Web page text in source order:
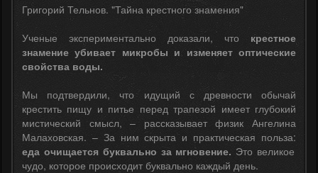
Григорий Тельнов. "Тайна крестного знамения"
Ученые экспериментально доказали, что крестное
знамение убивает микробы и изменяет оптические
свойства воды.
Мы подтвердили, что идущий с древности обычай
крестить пищу и питье перед трапезой имеет глубокий
мистический смысл, – рассказывает физик Ангелина
Малаховская. – За ним скрыта и практическая польза:
еда очищается буквально за мгновение. Это великое
чудо, которое происходит буквально каждый день.